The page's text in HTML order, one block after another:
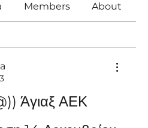
Members About
Άγιαξ ΑΕΚ